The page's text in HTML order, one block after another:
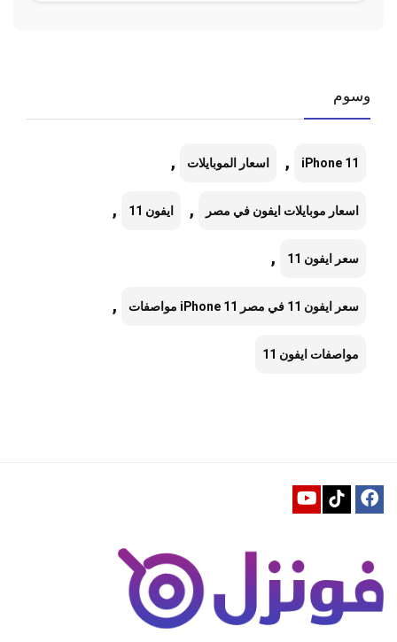
وسوم
iPhone 11
, اسعار الموبايلات ,
اسعار موبايلات ايفون في مصر , ايفون 11 ,
سعر ايفون 11 ,
سعر ايفون 11 في مصر iPhone 11 مواصفات ,
مواصفات ايفون 11